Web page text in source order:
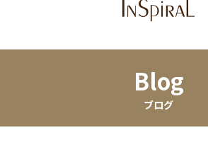
Blog
ブログ